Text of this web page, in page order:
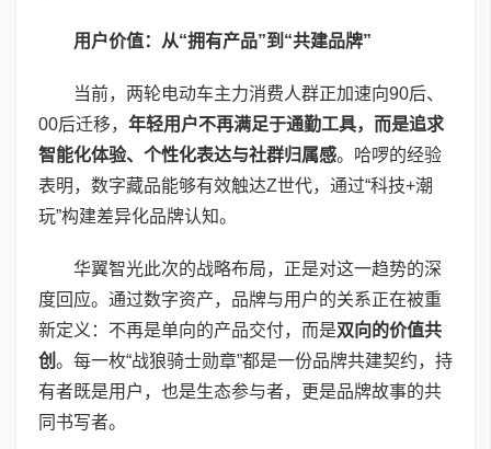
用户价值：从“拥有产品”到“共建品牌”
当前，两轮电动车主力消费人群正加速向90后、
00后迁移， 年轻用户不再满足于通勤工具，而是追求
智能化体验、个性化表达与社群归属感。哈啰的经验
表明，数字藏品能够有效触达Z世代，通过“科技+潮
玩”构建差异化品牌认知。
华翼智光此次的战略布局，正是对这一趋势的深
度回应。通过数字资产，品牌与用户的关系正在被重
新定义：不再是单向的产品交付，而是双向的价值共
创 。每一枚“战狼骑士勋章”都是一份品牌共建契约，持
有者既是用户，也是生态参与者，更是品牌故事的共
同书写者。